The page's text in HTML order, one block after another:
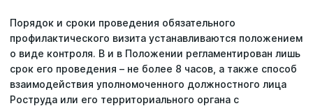
Порядок и сроки проведения обязательного
профилактического визита устанавливаются положением
о виде контроля. В и в Положении регламентирован лишь
срок его проведения – не более 8 часов, а также способ
взаимодействия уполномоченного должностного лица
Роструда или его территориального органа с